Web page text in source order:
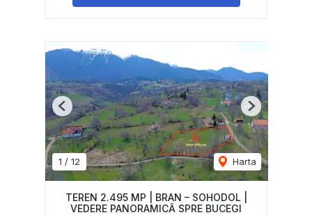
1 / 12 Harta
Previous Next
TEREN 2.495 MP | BRAN – SOHODOL |
VEDERE PANORAMICĂ SPRE BUCEGI